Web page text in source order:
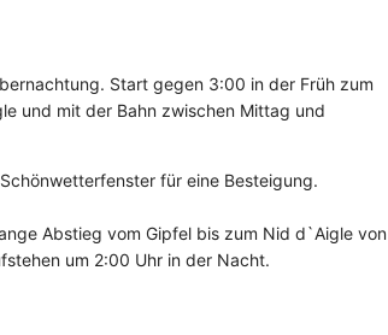
Start gegen 3:00 in der Früh zum
und mit der Bahn zwischen Mittag und
für eine Besteigung.
Abstieg vom Gipfel bis zum Nid d`Aigle von
um 2:00 Uhr in der Nacht.